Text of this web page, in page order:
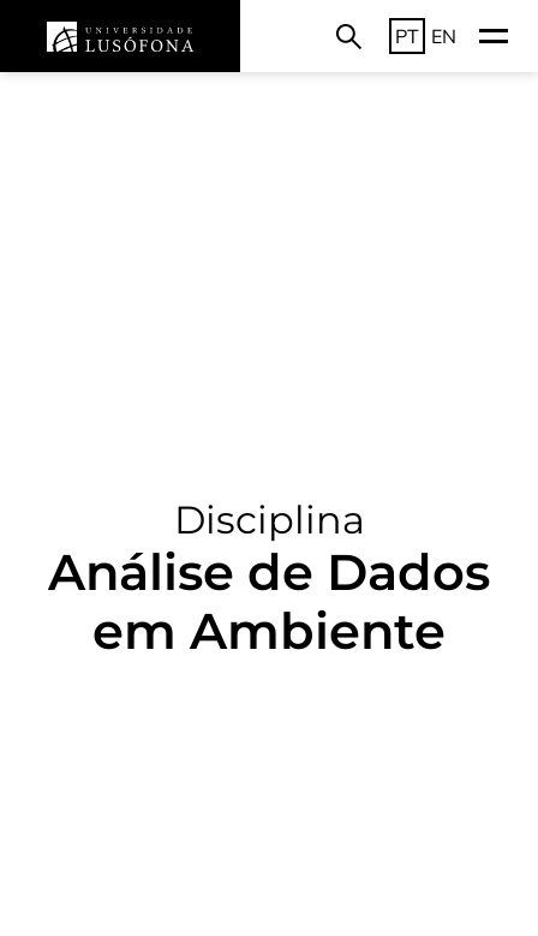
PT EN
Disciplina
Análise de Dados
em Ambiente